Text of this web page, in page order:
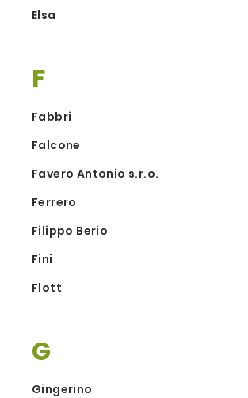
Elsa
F
Fabbri
Falcone
Favero Antonio s.r.o.
Ferrero
Filippo Berio
Fini
Flott
G
Gingerino